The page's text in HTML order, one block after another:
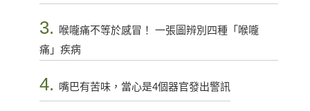
3.
喉嚨痛不等於感冒！ 一張圖辨別四種「喉嚨
痛」疾病
4. 嘴巴有苦味，當心是4個器官發出警訊